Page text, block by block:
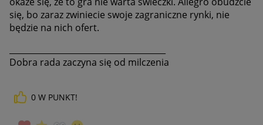
się, bo zaraz zwiniecie swoje zagraniczne rynki, nie
będzie na nich ofert.
Dobra rada zaczyna się od milczenia
0 W PUNKT!